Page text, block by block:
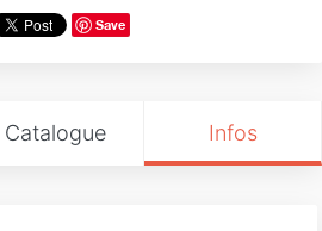
Save
Catalogue Infos